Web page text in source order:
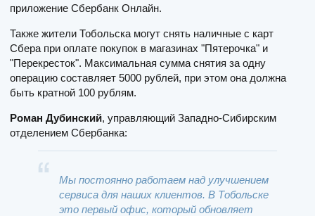
приложение Сбербанк Онлайн.
Также жители Тобольска могут снять наличные с карт
Сбера при оплате покупок в магазинах "Пятерочка" и
"Перекресток". Максимальная сумма снятия за одну
операцию составляет 5000 рублей, при этом она должна
быть кратной 100 рублям.
Роман Дубинский, управляющий Западно-Сибирским
отделением Сбербанка:
Мы постоянно работаем над улучшением
сервиса для наших клиентов. В Тобольске
это первый офис, который обновляет